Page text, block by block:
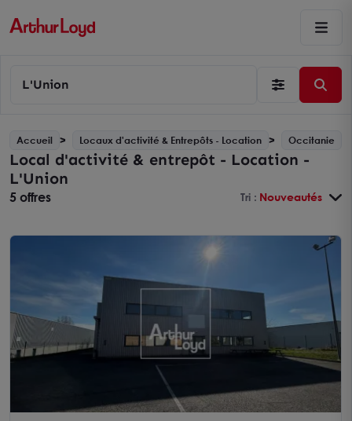
L'Union
Accueil Locaux d'activité & Entrepôts - Location Occitanie
Local d'activité & entrepôt - Location -
L'Union
5 offres Tri : Nouveautés